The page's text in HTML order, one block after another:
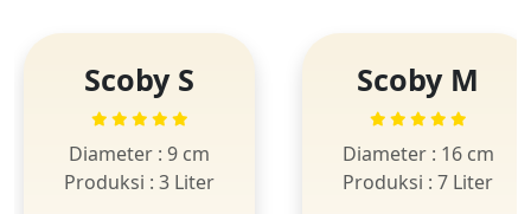
Scoby S
Diameter : 9 cm
Produksi : 3 Liter
Scoby M
Diameter : 16 cm
Produksi : 7 Liter